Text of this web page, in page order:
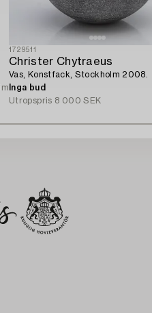
1729511
Christer Chytraeus
Vas, Konstfack, Stockholm 2008.
Inga bud
Utropspris 8 000 SEK